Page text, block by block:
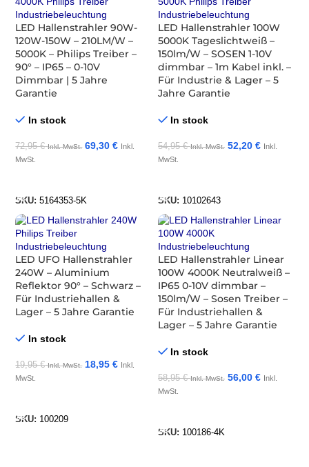
LED Hallenstrahler 90W-
120W-150W – 210LM/W –
5000K – Philips Treiber –
90° – IP65 – 0-10V
Dimmbar | 5 Jahre
Garantie
In stock
72,95€ Inkl. MwSt. 69,30€ Inkl.
MwSt.
SKU:5164353-5K
LED Hallenstrahler 100W
5000K Tageslichtweiß –
150lm/W – SOSEN 1-10V
dimmbar – 1m Kabel inkl. –
Für Industrie & Lager – 5
Jahre Garantie
In stock
54,95€ Inkl. MwSt. 52,20 € Inkl.
MwSt.
SKU: 10102643
LED UFO Hallenstrahler
240W – Aluminium
Reflektor 90° – Schwarz –
Für Industriehallen &
Lager – 5 Jahre Garantie
In stock
19,95€ Inkl. MwSt. 18,95€ Inkl.
MwSt.
SKU: 100209
LED Hallenstrahler Linear
100W 4000K Neutralweiß –
IP65 0-10V dimmbar –
150lm/W – Sosen Treiber –
Für Industriehallen &
Lager – 5 Jahre Garantie
In stock
58,95€ Inkl. MwSt. 56,00 € Inkl.
MwSt.
SKU: 100186-4K